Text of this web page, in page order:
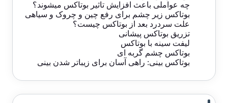
چه عواملی باعث افزایش تاثیر بوتاکس میشوند؟
بوتاکس زیر چشم برای رفع چین و چروک و سیاهی
علت سردرد بعد از بوتاکس چیست؟
تزریق بوتاکس پیشانی
لیفت سینه با بوتاکس
بوتاکس چشم گربه ای
بوتاکس بینی: راهی آسان برای زیباتر شدن بینی